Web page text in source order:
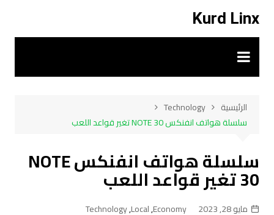
المحتوى
Kurd Linx
الرئيسية
Technology
سلسلة هواتف انفنكس NOTE 30 تغير قواعد اللعب
سلسلة هواتف انفنكس NOTE
30 تغير قواعد اللعب
مايو 28, 2023 Economy
,
Local
,
Technology